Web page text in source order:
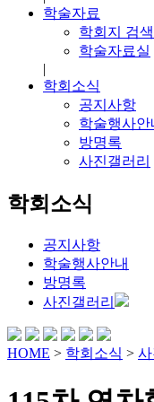
학술자료
학회지 검색
학술자료실
|
학회소식
공지사항
학술행사안
방명록
사진갤러리
학회소식
공지사항
학술행사안내
방명록
사진갤러리
HOME > 학회소식 > 사